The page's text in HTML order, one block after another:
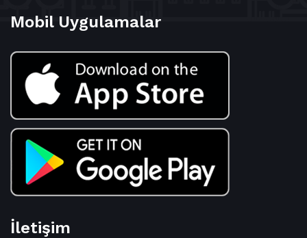
Mobil Uygulamalar
İletişim